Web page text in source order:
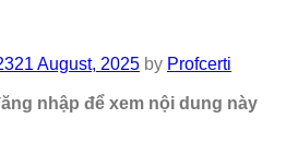
21 August, 2025 by Profcerti
nhập để xem nội dung này